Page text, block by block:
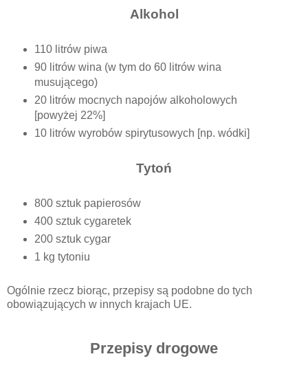
Alkohol
110 litrów piwa
90 litrów wina (w tym do 60 litrów wina
musującego)
20 litrów mocnych napojów alkoholowych
[powyżej 22%]
10 litrów wyrobów spirytusowych [np. wódki]
Tytoń
800 sztuk papierosów
400 sztuk cygaretek
200 sztuk cygar
1 kg tytoniu
Ogólnie rzecz biorąc, przepisy są podobne do tych
obowiązujących w innych krajach UE.
Przepisy drogowe